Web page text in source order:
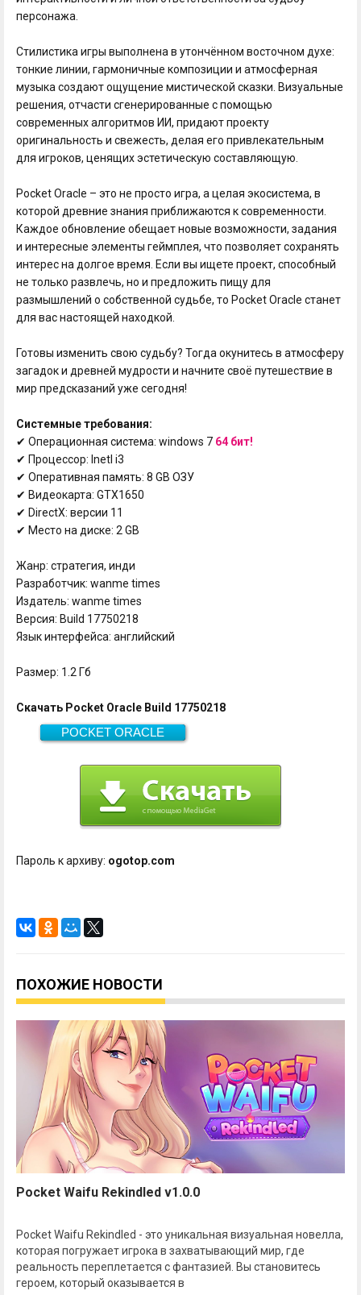
персонажа.
Стилистика игры выполнена в утончённом восточном духе:
тонкие линии, гармоничные композиции и атмосферная
музыка создают ощущение мистической сказки. Визуальные
решения, отчасти сгенерированные с помощью
современных алгоритмов ИИ, придают проекту
оригинальность и свежесть, делая его привлекательным
для игроков, ценящих эстетическую составляющую.
Pocket Oracle – это не просто игра, а целая экосистема, в
которой древние знания приближаются к современности.
Каждое обновление обещает новые возможности, задания
и интересные элементы геймплея, что позволяет сохранять
интерес на долгое время. Если вы ищете проект, способный
не только развлечь, но и предложить пищу для
размышлений о собственной судьбе, то Pocket Oracle станет
для вас настоящей находкой.
Готовы изменить свою судьбу? Тогда окунитесь в атмосферу
загадок и древней мудрости и начните своё путешествие в
мир предсказаний уже сегодня!
Системные требования:
✔ Операционная система: windows 7 64 бит!
✔ Процессор: Inetl i3
✔ Оперативная память: 8 GB ОЗУ
✔ Видеокарта: GTX1650
✔ DirectX: версии 11
✔ Место на диске: 2 GB
Жанр: стратегия, инди
Разработчик: wanme times
Издатель: wanme times
Версия: Build 17750218
Язык интерфейса: английский
Размер: 1.2 Гб
Скачать Pocket Oracle Build 17750218
POCKET ORACLE
1.2 Гб
Скачать
Пароль к архиву: ogotop.com
ПОХОЖИЕ НОВОСТИ
Pocket Waifu Rekindled v1.0.0
Pocket Waifu Rekindled - это уникальная визуальная новелла,
которая погружает игрока в захватывающий мир, где
реальность переплетается с фантазией. Вы становитесь
героем, который оказывается в